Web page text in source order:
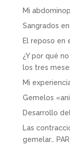
Mi
Sangrados
El reposo en
¿Y por qué
los tres
Mi
Gemelos
Desarrollo
Las
gemelar…